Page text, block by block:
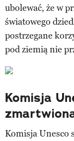
ubolewać, że w
światowego
postrzegane
pod ziemią nie
Komisja
Komisja Unesco